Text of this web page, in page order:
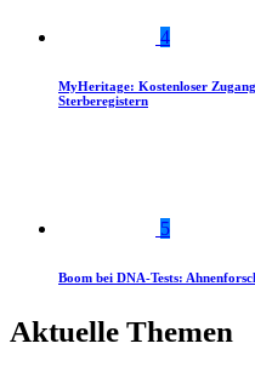
4
MyHeritage: Kostenloser
Sterberegistern
5
Boom bei DNA-Tests:
Aktuelle Themen